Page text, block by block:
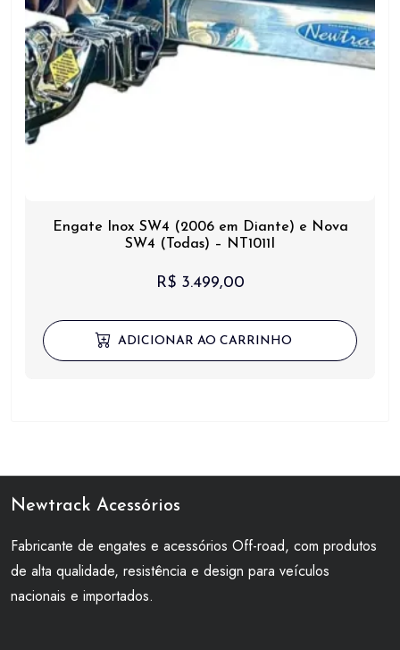
Engate Inox SW4 (2006 em Diante) e Nova
SW4 (Todas) – NT1011I
R$3.499,00
ADICIONAR AO CARRINHO
Newtrack Acessórios
Fabricante de engates e acessórios Off-road, com produtos
de alta qualidade, resistência e design para veículos
nacionais e importados.